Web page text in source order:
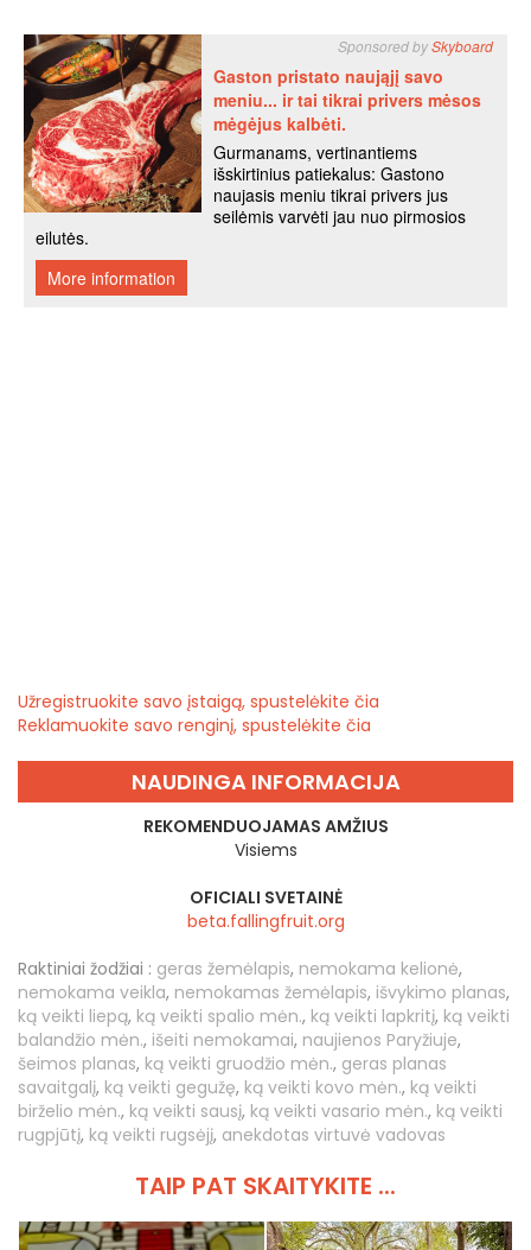
Užregistruokite savo įstaigą, spustelėkite čia
Reklamuokite savo renginį, spustelėkite čia
NAUDINGA INFORMACIJA
REKOMENDUOJAMAS AMŽIUS
Visiems
OFICIALI SVETAINĖ
beta.fallingfruit.org
Raktiniai žodžiai : geras žemėlapis, nemokama kelionė,
nemokama veikla, nemokamas žemėlapis, išvykimo planas,
ką veikti liepą, ką veikti spalio mėn., ką veikti lapkritį, ką veikti
balandžio mėn., išeiti nemokamai, naujienos Paryžiuje,
šeimos planas, ką veikti gruodžio mėn., geras planas
savaitgalį, ką veikti gegužę, ką veikti kovo mėn., ką veikti
birželio mėn., ką veikti sausį, ką veikti vasario mėn., ką veikti
rugpjūtį, ką veikti rugsėjį, anekdotas virtuvė vadovas
TAIP PAT SKAITYKITE ...